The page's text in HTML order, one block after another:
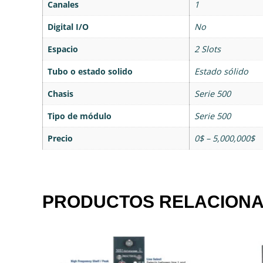
Canales
1
Digital I/O
No
Espacio
2 Slots
Tubo o estado solido
Estado sólido
Chasis
Serie 500
Tipo de módulo
Serie 500
Precio
0$ – 5,000,000$
PRODUCTOS